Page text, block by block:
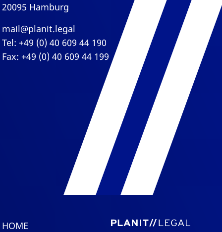
20095 Hamburg
mail@planit.legal
Tel: +49 (0) 40 609 44 190
Fax: +49 (0) 40 609 44 199
HOME